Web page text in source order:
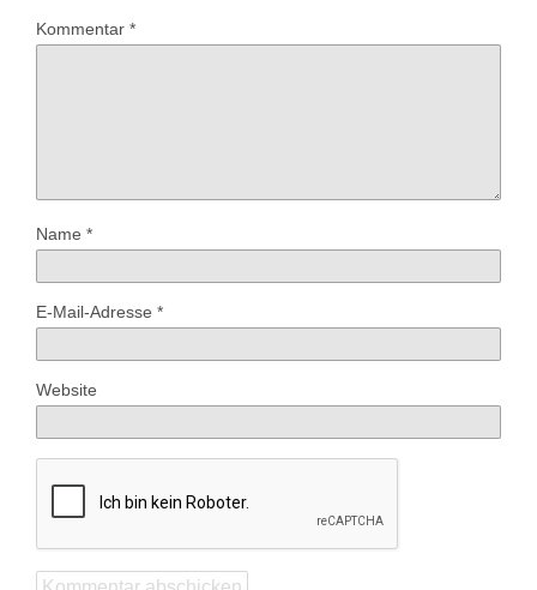
Kommentar *
Name *
E-Mail-Adresse *
Website